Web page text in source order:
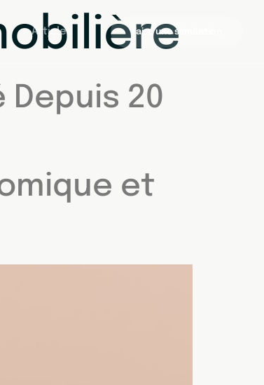
Articles Faire une simulation
Depuis 20
et